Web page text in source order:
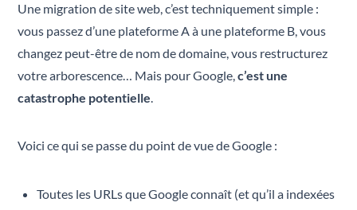
Une migration de site web, c’est techniquement simple :
vous passez d’une plateforme A à une plateforme B, vous
changez peut-être de nom de domaine, vous restructurez
votre arborescence… Mais pour Google,c’est une
catastrophe potentielle.
Voici ce qui se passe du point de vue de Google :
Toutes les URLs que Google connaît (et qu’il a indexées